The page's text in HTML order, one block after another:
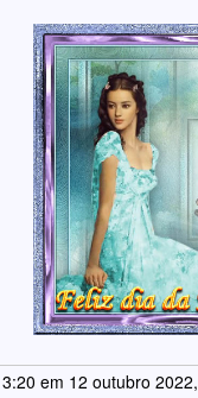
em 12 outubro 2022,